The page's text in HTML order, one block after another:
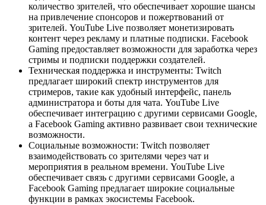
количество зрителей, что обеспечивает хорошие шансы
на привлечение спонсоров и пожертвований от
зрителей. YouTube Live позволяет монетизировать
контент через рекламу и платные подписки. Facebook
Gaming предоставляет возможности для заработка через
стримы и подписки поддержки создателей.
Техническая поддержка и инструменты: Twitch
предлагает широкий спектр инструментов для
стримеров, такие как удобный интерфейс, панель
администратора и боты для чата. YouTube Live
обеспечивает интеграцию с другими сервисами Google,
а Facebook Gaming активно развивает свои технические
возможности.
Социальные возможности: Twitch позволяет
взаимодействовать со зрителями через чат и
мероприятия в реальном времени. YouTube Live
обеспечивает связь с другими сервисами Google, а
Facebook Gaming предлагает широкие социальные
функции в рамках экосистемы Facebook.